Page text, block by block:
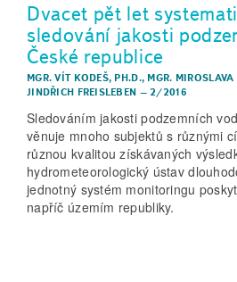
Dvacet pět let
sledování jakosti
České republice
MGR. VÍT KODEŠ, PH.D., MGR. MIROSLAVA
JINDŘICH FREISLEBEN –2/2016
Sledováním jakosti podzemních
věnuje mnoho subjektů s různými
různou kvalitou získávaných
hydrometeorologický ústav
jednotný systém monitoringu
napříč územím republiky.